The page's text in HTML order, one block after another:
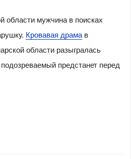
области мужчина в поисках
Кровавая драмав
области разыгралась
предстанет перед